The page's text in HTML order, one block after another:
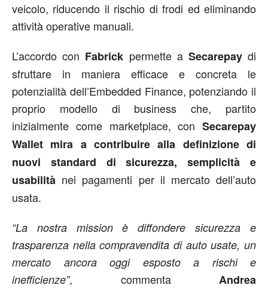
veicolo, riducendo il rischio di frodi ed eliminando
attività operative manuali.
L’accordo con Fabrick permette a Secarepaydi
sfruttare in maniera efficace e concreta le
potenzialità dell’Embedded Finance, potenziando il
proprio modello di business che, partito
inizialmente come marketplace, con Secarepay
Wallet mira a contribuire alla definizione di
nuovi standard di sicurezza, semplicità e
usabilità nei pagamenti per il mercato dell’auto
usata.
“La nostra mission è diffondere sicurezza e
trasparenza nella compravendita di auto usate, un
mercato ancora oggi esposto a rischi e
inefficienze”, commenta Andrea